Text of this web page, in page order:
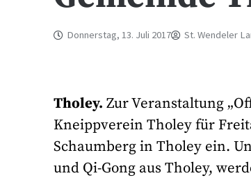
Donnerstag, 13. Juli 2017 St. Wendeler
Tholey. Zur Veranstaltung
Kneippverein Tholey für
Schaumberg in Tholey ein.
und Qi-Gong aus Tholey,